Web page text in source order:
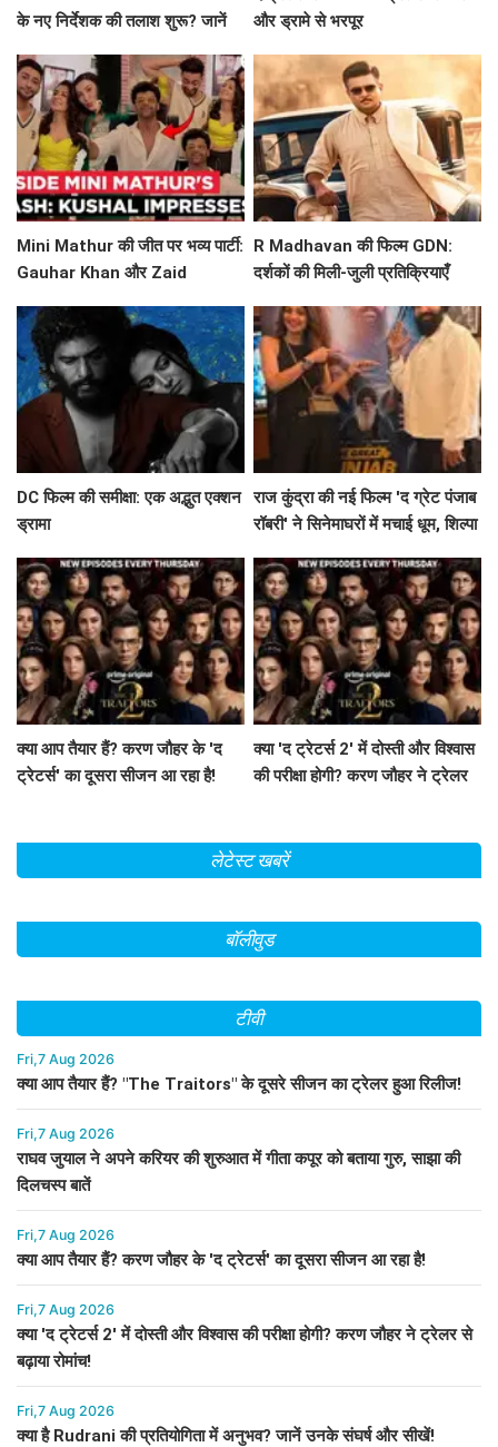
के नए निर्देशक की तलाश शुरू? जानें
और ड्रामे से भरपूर
Mini Mathur की जीत पर भव्य पार्टी:
Gauhar Khan और Zaid
R Madhavan की फिल्म GDN:
दर्शकों की मिली-जुली प्रतिक्रियाएँ
DC फिल्म की समीक्षा: एक अद्भुत एक्शन
ड्रामा
राज कुंद्रा की नई फिल्म 'द ग्रेट पंजाब
रॉबरी' ने सिनेमाघरों में मचाई धूम, शिल्पा
क्या आप तैयार हैं? करण जौहर के 'द
ट्रेटर्स' का दूसरा सीजन आ रहा है!
क्या 'द ट्रेटर्स 2' में दोस्ती और विश्वास
की परीक्षा होगी? करण जौहर ने ट्रेलर
लेटेस्ट खबरें
बॉलीवुड
टीवी
Fri,7 Aug 2026
क्या आप तैयार हैं? "The Traitors" के दूसरे सीजन का ट्रेलर हुआ रिलीज!
Fri,7 Aug 2026
राघव जुयाल ने अपने करियर की शुरुआत में गीता कपूर को बताया गुरु, साझा की
दिलचस्प बातें
Fri,7 Aug 2026
क्या आप तैयार हैं? करण जौहर के 'द ट्रेटर्स' का दूसरा सीजन आ रहा है!
Fri,7 Aug 2026
क्या 'द ट्रेटर्स 2' में दोस्ती और विश्वास की परीक्षा होगी? करण जौहर ने ट्रेलर से
बढ़ाया रोमांच!
Fri,7 Aug 2026
क्या है Rudrani की प्रतियोगिता में अनुभव? जानें उनके संघर्ष और सीखें!